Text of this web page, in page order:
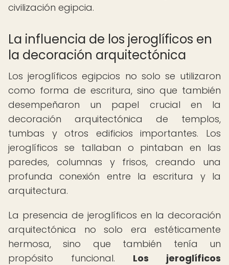
civilización egipcia.
La influencia de los jeroglíficos en
la decoración arquitectónica
Los jeroglíficos egipcios no solo se utilizaron
como forma de escritura, sino que también
desempeñaron un papel crucial en la
decoración arquitectónica de templos,
tumbas y otros edificios importantes. Los
jeroglíficos se tallaban o pintaban en las
paredes, columnas y frisos, creando una
profunda conexión entre la escritura y la
arquitectura.
La presencia de jeroglíficos en la decoración
arquitectónica no solo era estéticamente
hermosa, sino que también tenía un
propósito funcional. Los jeroglíficos